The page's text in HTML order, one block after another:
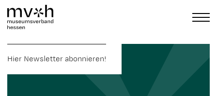
Hier Newsletter abonnieren!